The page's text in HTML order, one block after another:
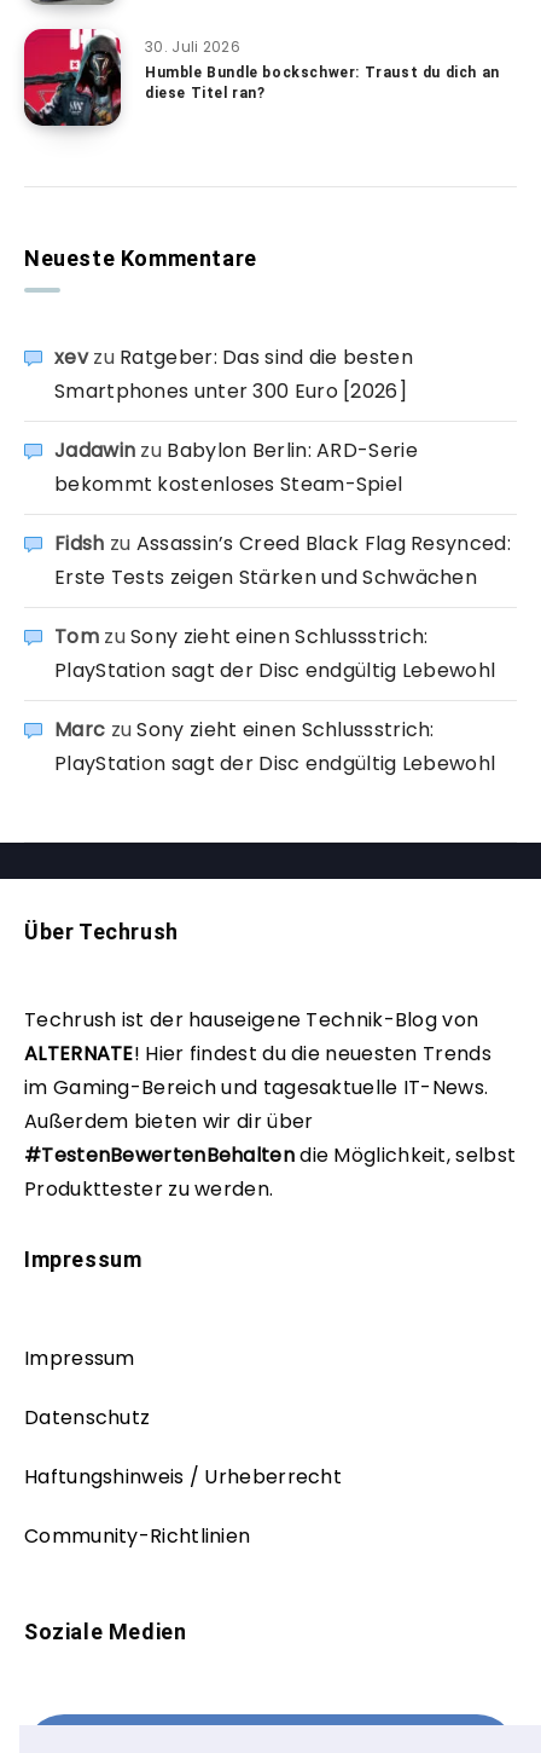
30. Juli 2026
Humble Bundle bockschwer: Traust du dich an
diese Titel ran?
Neueste Kommentare
xevzu Ratgeber: Das sind die besten
Smartphones unter 300 Euro [2026]
Jadawin zu Babylon Berlin: ARD-Serie
bekommt kostenloses Steam-Spiel
Fidsh zu Assassin’s Creed Black Flag Resynced:
Erste Tests zeigen Stärken und Schwächen
TomzuSony zieht einen Schlussstrich:
PlayStation sagt der Disc endgültig Lebewohl
Marc zuSony zieht einen Schlussstrich:
PlayStation sagt der Disc endgültig Lebewohl
Über Techrush
Techrush ist der hauseigene Technik-Blog von
ALTERNATE! Hier findest du die neuesten Trends
im Gaming-Bereich und tagesaktuelle IT-News.
Außerdem bieten wir dir über
#TestenBewertenBehaltendie Möglichkeit, selbst
Produkttester zu werden.
Impressum
Impressum
Datenschutz
Haftungshinweis / Urheberrecht
Community-Richtlinien
Soziale Medien